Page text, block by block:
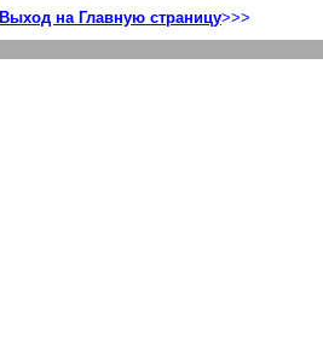
Выход на Главную страницу>>>